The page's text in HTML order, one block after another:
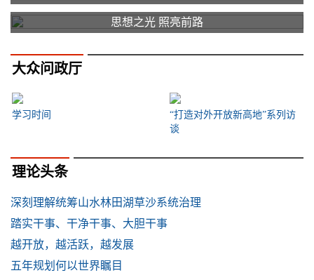
思想之光 照亮前路
大众问政厅
学习时间
“打造对外开放新高地”系列访
谈
理论头条
深刻理解统筹山水林田湖草沙系统治理
踏实干事、干净干事、大胆干事
越开放，越活跃，越发展
五年规划何以世界瞩目